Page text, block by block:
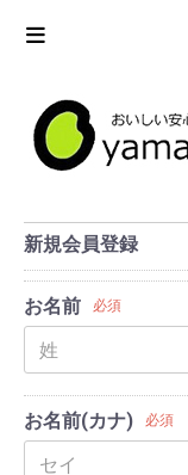
新規会員登録
お名前 必須
お名前(カナ) 必須